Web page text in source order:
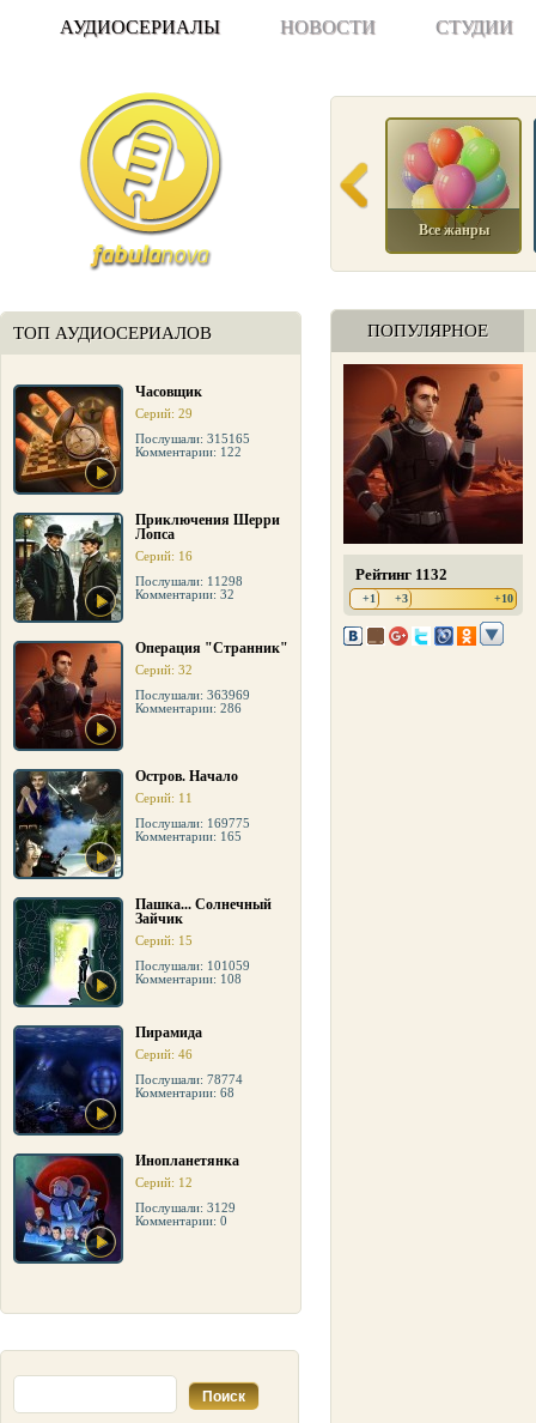
АУДИОСЕРИАЛЫ НОВОСТИ СТУДИИ
ТОП АУДИОСЕРИАЛОВ
Часовщик
Серий: 29
Послушали: 315165
Комментарии: 122
Приключения Шерри
Лопса
Серий: 16
Послушали: 11298
Комментарии: 32
Операция "Странник"
Серий: 32
Послушали: 363969
Комментарии: 286
Остров. Начало
Серий: 11
Послушали: 169775
Комментарии: 165
Пашка... Солнечный
Зайчик
Серий: 15
Послушали: 101059
Комментарии: 108
Пирамида
Серий: 46
Послушали: 78774
Комментарии: 68
Инопланетянка
Серий: 12
Послушали: 3129
Комментарии: 0
Все жанры
ПОПУЛЯРНОЕ
Рейтинг 1132
+1 +3 +10